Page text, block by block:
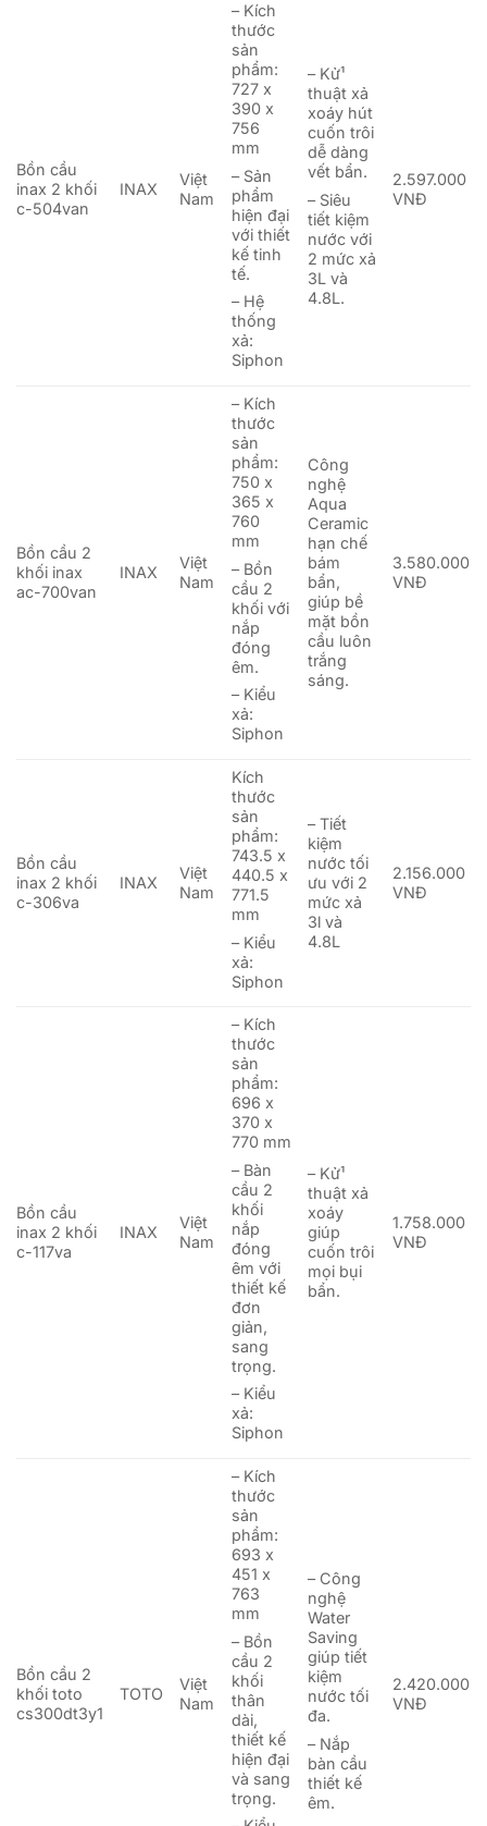
Bồn cầu
inax 2 khối
c-504van
INAX
Việt
Nam
– Kích
thước
sản
phẩm:
727 x
390 x
756
mm
– Sản
phẩm
hiện đại
với thiết
kế tinh
tế.
– Hệ
thống
xả:
Siphon
– Kử¹
thuật xả
xoáy hút
cuốn trôi
dễ dàng
vết bẩn.
– Siêu
tiết kiệm
nước với
2 mức xả
3L và
4.8L.
2.597.000
VNĐ
Bồn cầu 2
khối inax
ac-700van
INAX
Việt
Nam
– Kích
thước
sản
phẩm:
750 x
365 x
760
mm
– Bồn
cầu 2
khối với
nắp
đóng
êm.
– Kiểu
xả:
Siphon
Công
nghệ
Aqua
Ceramic
hạn chế
bám
bẩn,
giúp bề
mặt bồn
cầu luôn
trắng
sáng.
3.580.000
VNĐ
Bồn cầu
inax 2 khối
c-306va
INAX
Việt
Nam
Kích
thước
sản
phẩm:
743.5 x
440.5 x
771.5
mm
– Kiểu
xả:
Siphon
– Tiết
kiệm
nước tối
ưu với 2
mức xả
3l và
4.8L
2.156.000
VNĐ
Bồn cầu
inax 2 khối
c-117va
INAX
Việt
Nam
– Kích
thước
sản
phẩm:
696 x
370 x
770 mm
– Bàn
cầu 2
khối
nắp
đóng
êm với
thiết kế
đơn
giản,
sang
trọng.
– Kiểu
xả:
Siphon
– Kử¹
thuật xả
xoáy
giúp
cuốn trôi
mọi bụi
bẩn.
1.758.000
VNĐ
Bồn cầu 2
khối toto
cs300dt3y1
TOTO
Việt
Nam
– Kích
thước
sản
phẩm:
693 x
451 x
763
mm
– Bồn
cầu 2
khối
thân
dài,
thiết kế
hiện đại
và sang
trọng.
– Công
nghệ
Water
Saving
giúp tiết
kiệm
nước tối
đa.
– Nắp
bàn cầu
thiết kế
êm.
2.420.000
VNĐ